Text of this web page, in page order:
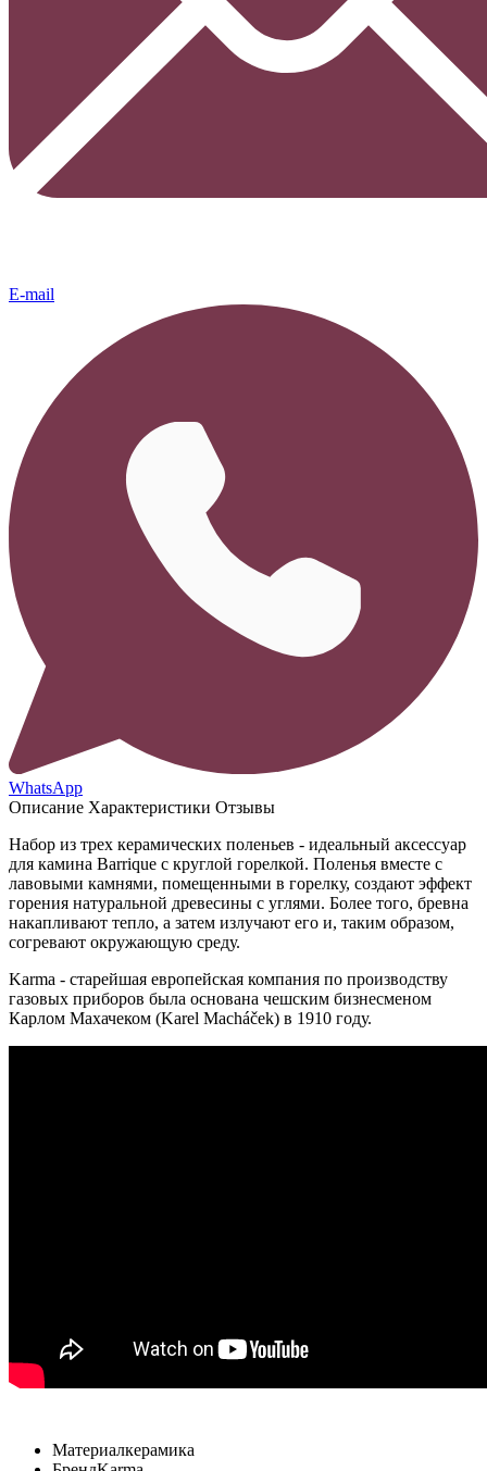
E-mail
WhatsApp
Описание Характеристики Отзывы
Набор из трех керамических поленьев - идеальный аксессуар
для камина Barrique с круглой горелкой. Поленья вместе с
лавовыми камнями, помещенными в горелку, создают эффект
горения натуральной древесины с углями. Более того, бревна
накапливают тепло, а затем излучают его и, таким образом,
согревают окружающую среду.
Karma - cтарейшая европейская компания по производству
газовых приборов была основана чешским бизнесменом
Карлом Махачеком (Karel Macháček) в 1910 году.
Материалкерамика